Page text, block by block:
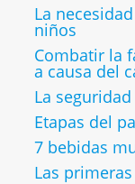
La
niños
Combatir la
a causa del
La
Etapas del
7 bebidas
Las